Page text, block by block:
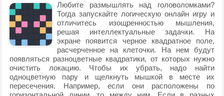
Любите размышлять над головоломками?
Тогда запускайте логическую онлайн игру и
отличитесь изощренностью мышления,
решая интеллектуальные задачки. На
экране появится черное квадратное поле,
расчерченное на клеточки. На нем будут
появляться разноцветные квадратики, от которых нужно
очистить локацию. Чтобы их убрать, надо найти
одноцветную пару и щелкнуть мышкой в месте их
пересечения. Например, если они расположены по